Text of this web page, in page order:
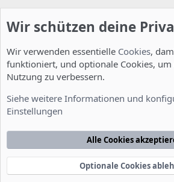
Nutzungsbedingungen
Startseite
Community platform by XenForo® © 2010-2022
xenDach©2010-2014
Wir schützen deine
Wir verwenden essentielle Cookies,
funktioniert, und optionale Cookies,
Nutzung zu verbessern.
Siehe weitere Informationen und
Einstellungen
Alle Cookies
Optionale Cookies